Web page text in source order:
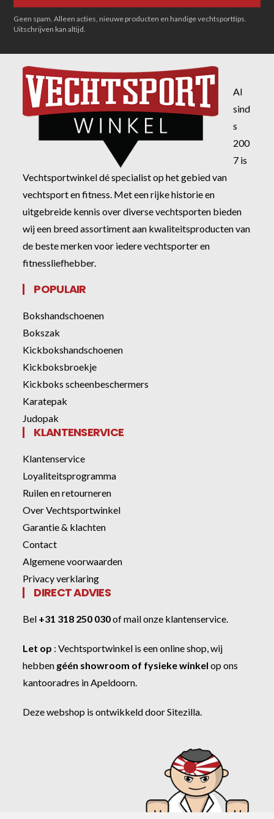
Geen spam. Alleen acties, nieuwe producten en handige vechtsporttips.
Uitschrijven kan altijd.
Al
sind
s
200
7 is
Vechtsportwinkel dé specialist op het gebied van
vechtsport en fitness. Met een rijke historie en
uitgebreide kennis over diverse vechtsporten bieden
wij een breed assortiment aan kwaliteitsproducten van
de beste merken voor iedere vechtsporter en
fitnessliefhebber.
POPULAIR
Bokshandschoenen
Bokszak
Kickbokshandschoenen
Kickboksbroekje
Kickboks scheenbeschermers
Karatepak
Judopak
KLANTENSERVICE
Klantenservice
Loyaliteitsprogramma
Ruilen en retourneren
Over Vechtsportwinkel
Garantie & klachten
Contact
Algemene voorwaarden
Privacy verklaring
DIRECT ADVIES
Bel +31 318 250 030ofmail onze klantenservice
Let op :Vechtsportwinkel is een online shop, wij
hebben géén showroom of fysieke winkel op ons
kantooradres in Apeldoorn.
Deze webshop is ontwikkeld doorSitezilla